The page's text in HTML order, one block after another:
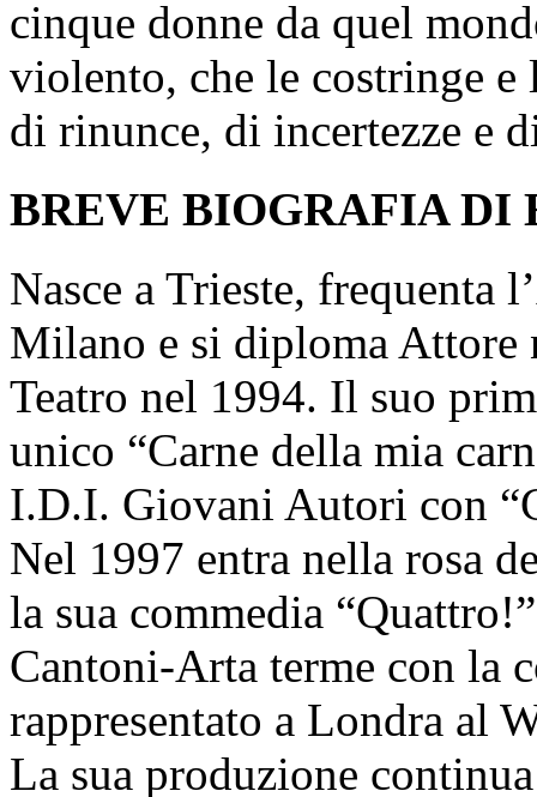
cinque donne da quel
violento, che le costringe e
di rinunce, di incertezze e
BREVE BIOGRAFIA DI
Nasce a Trieste, frequenta
Milano e si diploma Attore
Teatro nel 1994. Il suo
unico “Carne della mia
I.D.I. Giovani Autori con
Nel 1997 entra nella rosa
la sua commedia
Cantoni-Arta terme con la
rappresentato a Londra al
La sua produzione